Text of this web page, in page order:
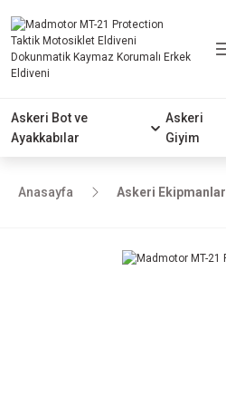
Askeri Bot ve
Ayakkabılar
Askeri
Giyim
Anasayfa Askeri Ekipmanlar